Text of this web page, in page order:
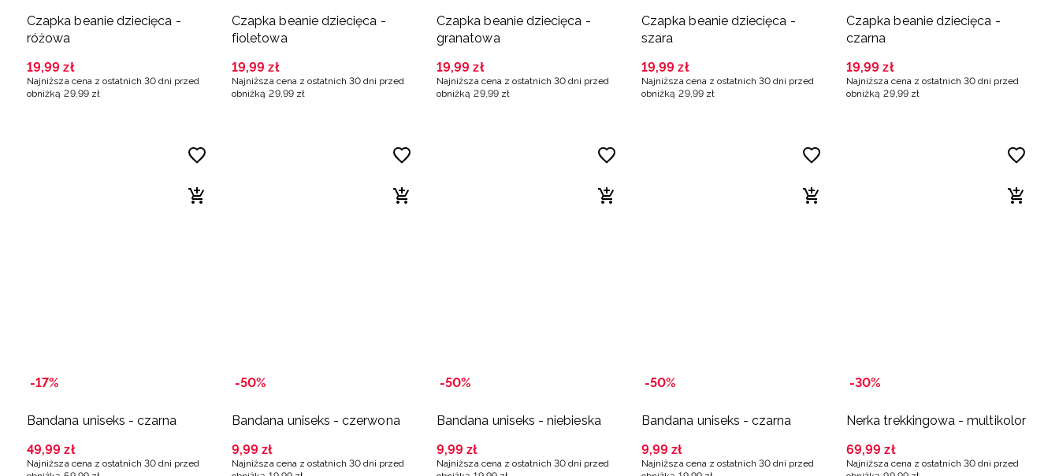
Czapka beanie dziecięca -
różowa
19,99 zł
Najniższa cena z ostatnich 30 dni przed
obniżką 29,99 zł
Czapka beanie dziecięca -
fioletowa
19,99 zł
Najniższa cena z ostatnich 30 dni przed
obniżką 29,99 zł
Czapka beanie dziecięca -
granatowa
19,99 zł
Najniższa cena z ostatnich 30 dni przed
obniżką 29,99 zł
Czapka beanie dziecięca -
szara
19,99 zł
Najniższa cena z ostatnich 30 dni przed
obniżką 29,99 zł
Czapka beanie dziecięca -
czarna
19,99 zł
Najniższa cena z ostatnich 30 dni przed
obniżką 29,99 zł
-17%
Bandana uniseks - czarna
49,99 zł
Najniższa cena z ostatnich 30 dni przed
-50%
Bandana uniseks - czerwona
9,99 zł
Najniższa cena z ostatnich 30 dni przed
-50%
Bandana uniseks - niebieska
9,99 zł
Najniższa cena z ostatnich 30 dni przed
-50%
Bandana uniseks - czarna
9,99 zł
Najniższa cena z ostatnich 30 dni przed
-30%
Nerka trekkingowa - multikolor
69,99 zł
Najniższa cena z ostatnich 30 dni przed